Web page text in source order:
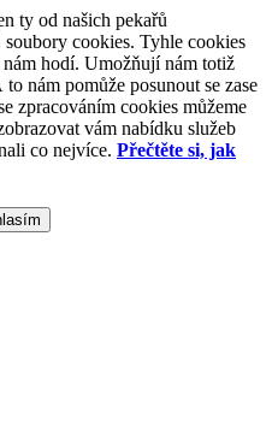
ty od našich pekařů
cookies. Tyhle cookies
hodí. Umožňují nám totiž
nám pomůže posunout se zase
zpracováním cookies můžeme
vám nabídku služeb
co nejvíce. Přečtěte si, jak